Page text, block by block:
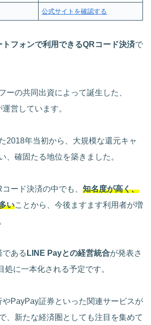
公式サイトを確認する
トフォンで利用できるQRコード決済で
ーの共同出資によって誕生した、
営しています。
2018年当初から、大規模な還元キャ
、確固たる地位を築きました。
ード決済の中でも、 知名度が高く、
いことから、今後ますます利用者が増
である LINE Payとの経営統合が発表さ
処に一本化される予定です。
やPayPay証券といった関連サービスが
、新たな経済圏としても注目を集めて